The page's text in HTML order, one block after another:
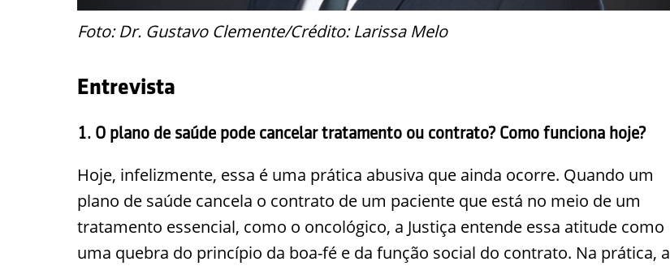
Foto: Dr. Gustavo Clemente/Crédito: Larissa Melo
Entrevista
1. O plano de saúde pode cancelar tratamento ou contrato? Como funciona hoje?
Hoje, infelizmente, essa é uma prática abusiva que ainda ocorre. Quando um
plano de saúde cancela o contrato de um paciente que está no meio de um
tratamento essencial, como o oncológico, a Justiça entende essa atitude como
uma quebra do princípio da boa-fé e da função social do contrato. Na prática, a